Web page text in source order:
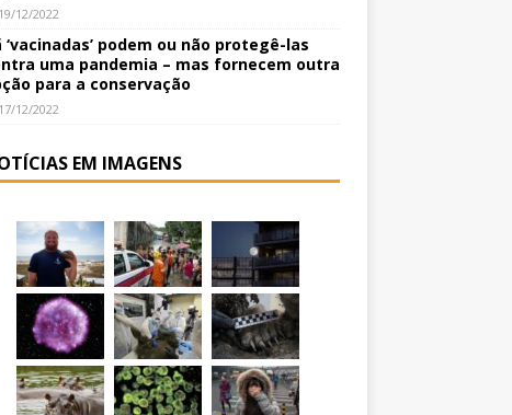
19/12/2022
‘vacinadas’ podem ou não protegê-las
uma pandemia – mas fornecem outra
para a conservação
17/12/2022
EM IMAGENS